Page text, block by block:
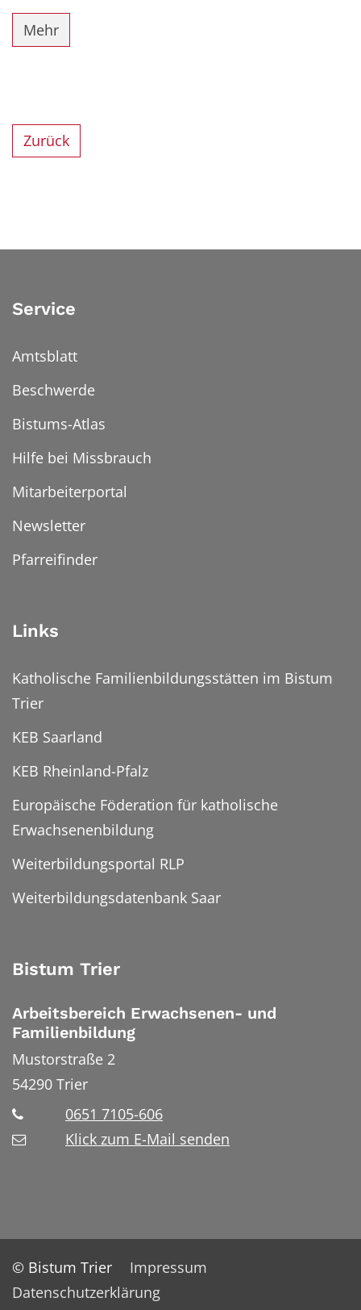
Mehr
Zurück
Service
Amtsblatt
Beschwerde
Bistums-Atlas
Hilfe bei Missbrauch
Mitarbeiterportal
Newsletter
Pfarreifinder
Links
Katholische Familienbildungsstätten im Bistum
Trier
KEB Saarland
KEB Rheinland-Pfalz
Europäische Föderation für katholische
Erwachsenenbildung
Weiterbildungsportal RLP
Weiterbildungsdatenbank Saar
Bistum Trier
Arbeitsbereich Erwachsenen- und
Familienbildung
Mustorstraße 2
54290 Trier
0651 7105-606
Klick zum E-Mail senden
© Bistum Trier
Impressum
Datenschutzerklärung